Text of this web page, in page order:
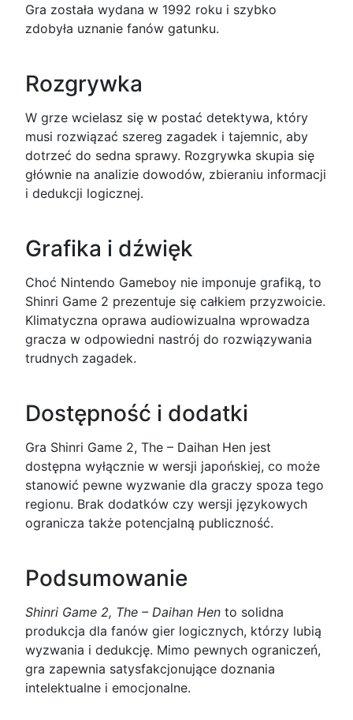
Gra została wydana w 1992 roku i szybko
zdobyła uznanie fanów gatunku.
Rozgrywka
W grze wcielasz się w postać detektywa, który
musi rozwiązać szereg zagadek i tajemnic, aby
dotrzeć do sedna sprawy. Rozgrywka skupia się
głównie na analizie dowodów, zbieraniu informacji
i dedukcji logicznej.
Grafika i dźwięk
Choć Nintendo Gameboy nie imponuje grafiką, to
Shinri Game 2 prezentuje się całkiem przyzwoicie.
Klimatyczna oprawa audiowizualna wprowadza
gracza w odpowiedni nastrój do rozwiązywania
trudnych zagadek.
Dostępność i dodatki
Gra Shinri Game 2, The – Daihan Hen jest
dostępna wyłącznie w wersji japońskiej, co może
stanowić pewne wyzwanie dla graczy spoza tego
regionu. Brak dodatków czy wersji językowych
ogranicza także potencjalną publiczność.
Podsumowanie
Shinri Game 2, The – Daihan Hen to solidna
produkcja dla fanów gier logicznych, którzy lubią
wyzwania i dedukcję. Mimo pewnych ograniczeń,
gra zapewnia satysfakcjonujące doznania
intelektualne i emocjonalne.